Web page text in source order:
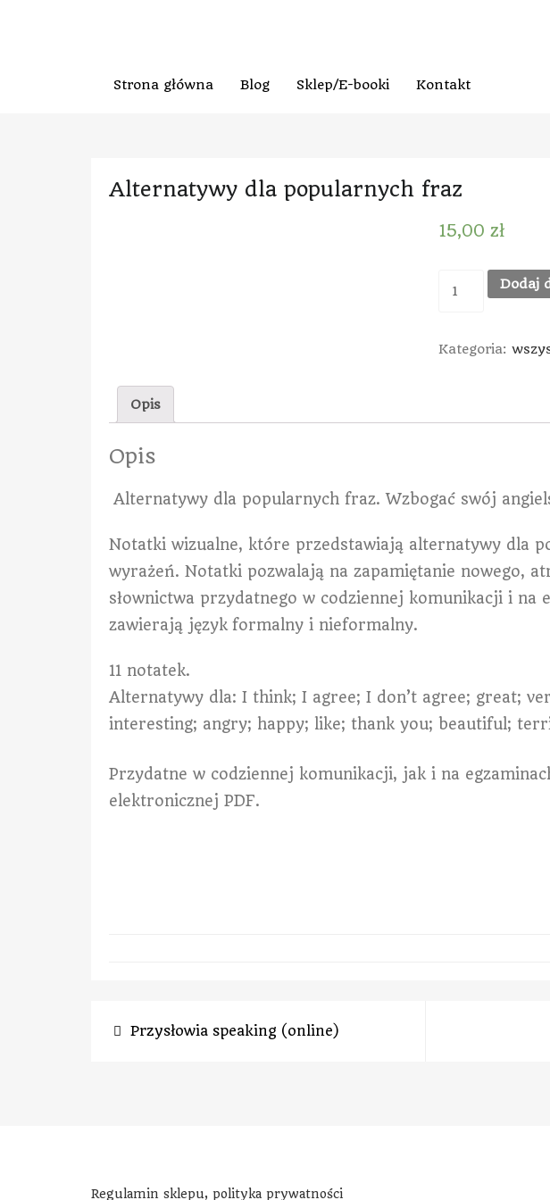
Strona główna Blog Sklep/E-booki Kontakt
Alternatywy dla popularnych fraz
15,00zł
Dodaj
Kategoria:
Opis
Opis
Alternatywy dla popularnych fraz. Wzbogać swój
Notatki wizualne, które przedstawiają alternatywy dla
wyrażeń. Notatki pozwalają na zapamiętanie nowego,
słownictwa przydatnego w codziennej komunikacji i na
zawierają język formalny i nieformalny.
11 notatek.
Alternatywy dla: I think; I agree; I don’t agree; great;
interesting; angry; happy; like; thank you; beautiful;
Przydatne w codziennej komunikacji, jak i na
elektronicznej PDF.
Przysłowia speaking (online)
Regulamin sklepu, polityka prywatności